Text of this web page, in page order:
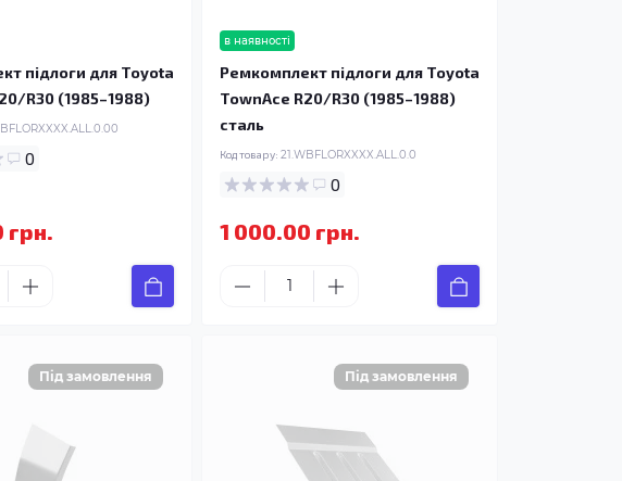
підлоги для Toyota
R30 (1985–1988)
0
грн.
в наявності
Ремкомплект підлоги для Toyota
TownAce R20/R30 (1985–1988)
сталь
Код товару: 21.WBFLORXXXX.ALL.0.0
0
1 000.00 грн.